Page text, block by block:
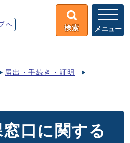
へ 検索 メニュー
届出・手続き・証明
口に関する